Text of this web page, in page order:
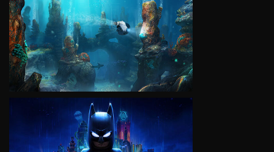
VIEW
VIEW